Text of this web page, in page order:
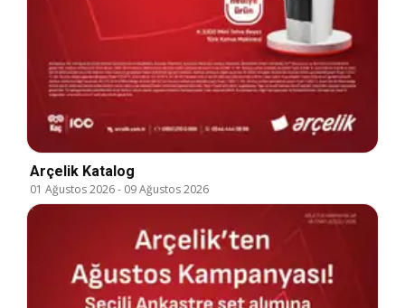
Arçelik Katalog
01 Ağustos 2026- 09 Ağustos 2026